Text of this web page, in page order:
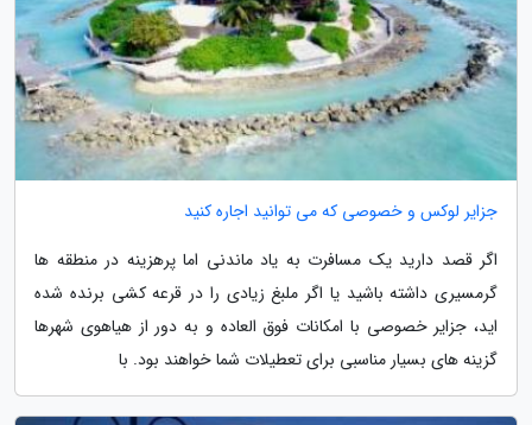
جزایر لوکس و خصوصی که می توانید اجاره کنید
اگر قصد دارید یک مسافرت به یاد ماندنی اما پرهزینه در منطقه ها
گرمسیری داشته باشید یا اگر ملبغ زیادی را در قرعه کشی برنده شده
اید، جزایر خصوصی با امکانات فوق العاده و به دور از هیاهوی شهرها
گزینه های بسیار مناسبی برای تعطیلات شما خواهند بود. با